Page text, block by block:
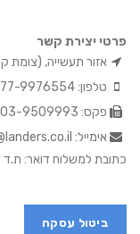
פרטי יצירת קשר
אזור תעשייה, (צומת
טלפון: 077-9976554
פקס: 03-9509993
אימייל: info@landers.co.il
כתובת למשלוח דואר: ת.ד 539 ראש העין 4810501
ביטול עסקה